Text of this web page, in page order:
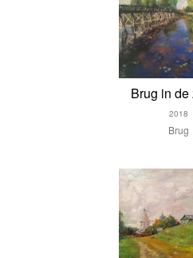
Brug in de
2018
Brug